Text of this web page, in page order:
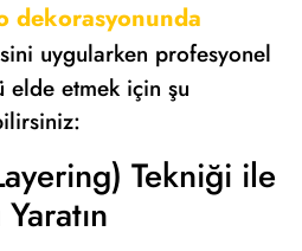
dekorasyonunda
uygularken profesyonel
elde etmek için şu
Tekniği ile